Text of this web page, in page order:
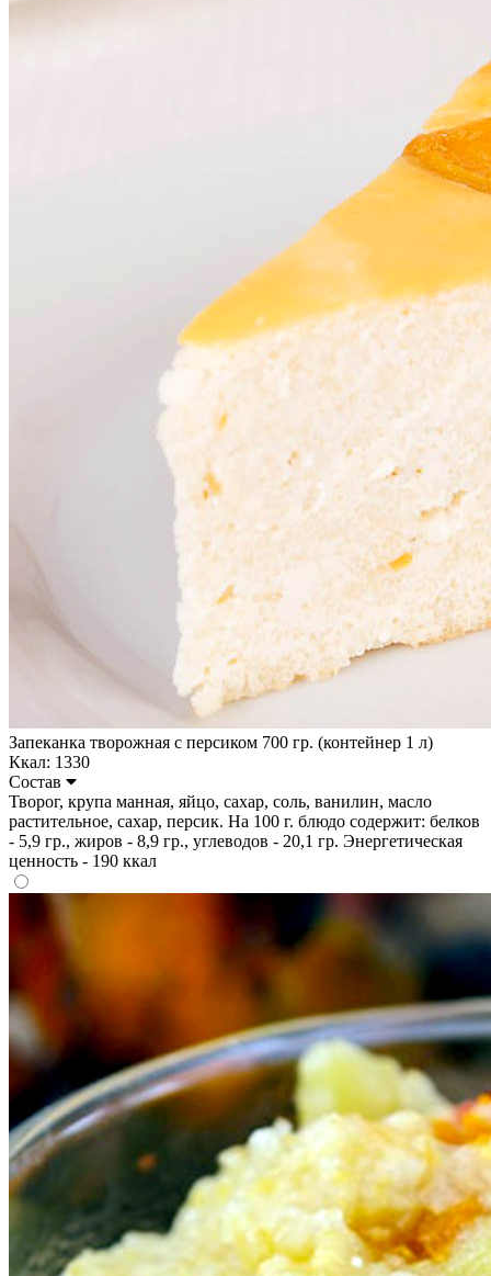
Запеканка творожная с персиком 700 гр. (контейнер 1 л)
Ккал: 1330
Состав
Творог, крупа манная, яйцо, сахар, соль, ванилин, масло
растительное, сахар, персик. На 100 г. блюдо содержит: белков
- 5,9 гр., жиров - 8,9 гр., углеводов - 20,1 гр. Энергетическая
ценность - 190 ккал